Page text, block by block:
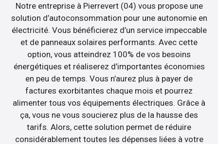
Notre entreprise à Pierrevert (04) vous propose une
solution d’autoconsommation pour une autonomie en
électricité. Vous bénéficierez d’un service impeccable
et de panneaux solaires performants. Avec cette
option, vous atteindrez 100% de vos besoins
énergétiques et réaliserez d’importantes économies
en peu de temps. Vous n’aurez plus à payer de
factures exorbitantes chaque mois et pourrez
alimenter tous vos équipements électriques. Grâce à
ça, vous ne vous soucierez plus de la hausse des
tarifs. Alors, cette solution permet de réduire
considérablement toutes les dépenses liées à votre